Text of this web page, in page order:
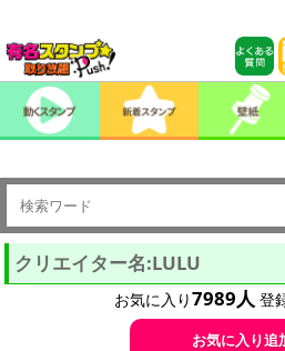
クリエイター名:LULU
お気に入り7989人 登
お気に入り追